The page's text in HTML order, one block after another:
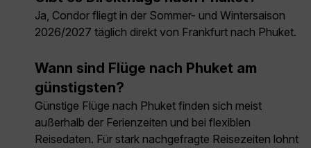
Ja, Condor fliegt in der Sommer- und Wintersaison
2026/2027 täglich direkt von Frankfurt nach Phuket.
Wann sind Flüge nach Phuket am
günstigsten?
Günstige Flüge nach Phuket finden sich meist
außerhalb der Ferienzeiten und bei flexiblen
Reisedaten. Für stark nachgefragte Reisezeiten lohnt